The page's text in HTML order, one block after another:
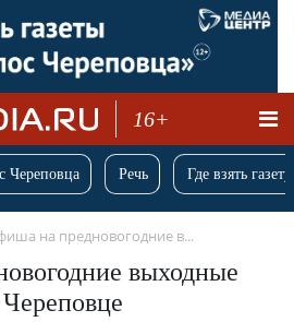
16+
Череповца Речь Где взять
на предновогодние в...
выходные